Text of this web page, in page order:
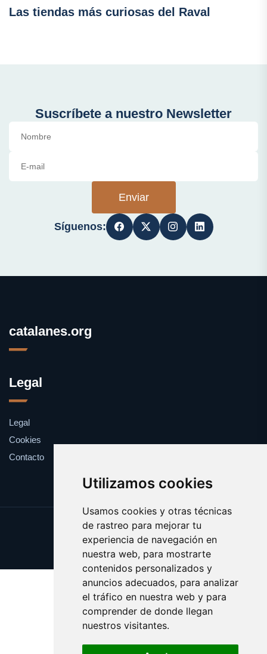
Utilizamos cookies
Usamos cookies y otras técnicas
de rastreo para mejorar tu
experiencia de navegación en
nuestra web, para mostrarte
contenidos personalizados y
anuncios adecuados, para analizar
el tráfico en nuestra web y para
comprender de donde llegan
nuestros visitantes.
Las tiendas más curiosas del Raval
Suscríbete a nuestro Newsletter
Enviar
Síguenos:
catalanes.org
Legal
Legal
Cookies
Contacto
Update cookies preferences
Copyright © 2025 catalanes.org